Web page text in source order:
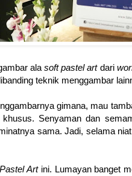
alasoft pastel art dari
teknik menggambar
gimana, mau
Senyaman dan
sama. Jadi, selama
Art ini. Lumayan banget